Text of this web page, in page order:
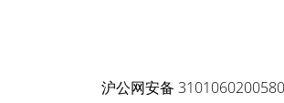
沪公网安备